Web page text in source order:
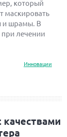
который
маскировать
и шрамы. В
лечении
Инновации
качествами